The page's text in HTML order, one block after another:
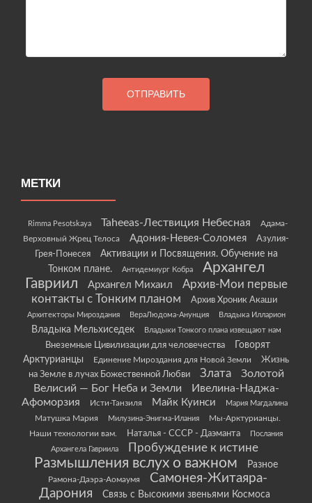
МЕТКИ
Rimma Pesotskaya Taheeas-Лествиция Небесная
Адама-
Верховный Жрец Телоса
Адония-Невея-Соломея
Азулия-
Грея-Понесея
Активации и Посвящения. Обучение на
Тонком плане.
Антидемиург Кобра
Архангел
Гавриил
Архангел Михаил
Архив-Мои первые
контакты с Тонким планом
Архив Хроник Акаши
Архитекторы Мироздания ВераЛюдома-Анунция Владыка Илларион
Владыка Мельхиседек Владыки Тонкого плана извещают нам
Внеземные Цивилизации для человечества
Говорят
Арктурианцы
Единение Мироздания для Новой Земли
Жизнь
на Земле в лучах Божественной Любви
Злата
Золотой
Велисий — Бог Неба и Земли
Ивелина-Наджа-
Афоморзия
Исти-Танзиля Майк Куинси Мария Магдалина
Матушка Мария Милузина-Энигма-Илания
Мы-Арктурианцы.
Наши технологии вам.
Наталья - СССР - Даэманта
Послания
Архангела Гавриила
Пробуждение к истине
Размышления вслух о важном Разное
Рамона-Даэра-Аомаумя
Самонея-Житаяра-
Дарония
Связь с Высокими звеньями Космоса